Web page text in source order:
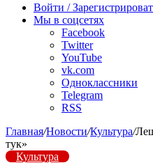
радио
Войти /
Мы в соцсетях
Facebook
Twitter
YouTube
vk.com
Одноклассники
Telegram
RSS
Главная/Новости/Культура/
тук»
Культура